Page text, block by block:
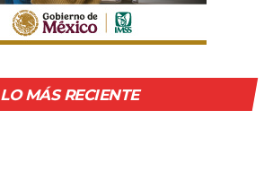
LO MÁS RECIENTE